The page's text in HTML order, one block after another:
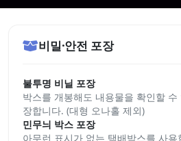
비밀·안전 포장
불투명 비닐 포장
박스를 개봉해도 내용물을 확인할
장합니다. (대형 오나홀 제외)
민무늬 박스 포장
아무런 표시가 없는 택배박스를 사용